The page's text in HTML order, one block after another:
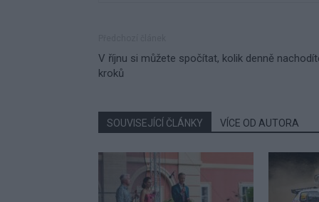
V říjnu si můžete spočítat, kolik denně
kroků
SOUVISEJÍCÍ ČLÁNKY VÍCE OD AUTORA